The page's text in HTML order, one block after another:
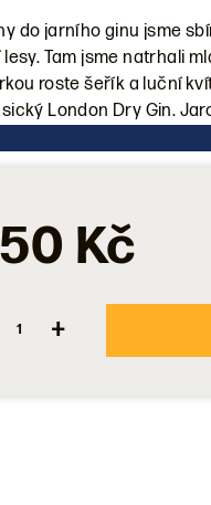
do jarního ginu jsme
lesy. Tam jsme natrhali
roste šeřík a luční
London Dry Gin.
Kč
+